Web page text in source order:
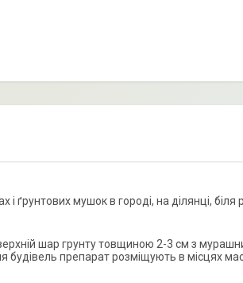
ґрунтових мушок в городі, на ділянці, біля
шар грунту товщиною 2-3 см з
будівель препарат розміщують в місцях